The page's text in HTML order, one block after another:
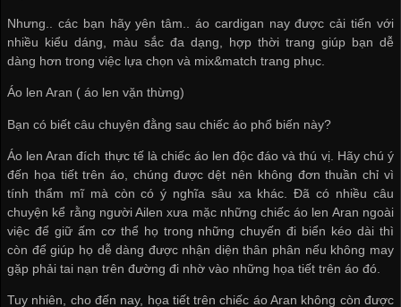
Nhưng.. các bạn hãy yên tâm.. áo cardigan nay được cải tiến với
nhiều kiểu dáng, màu sắc đa dạng, hợp thời trang giúp bạn dễ
dàng hơn trong việc lựa chọn và mix&match trang phục.
Áo len Aran ( áo len vặn thừng)
Bạn có biết câu chuyện đằng sau chiếc áo phổ biến này?
Áo len Aran đích thực tế là chiếc áo len độc đáo và thú vị. Hãy chú ý
đến họa tiết trên áo, chúng được dệt nên không đơn thuần chỉ vì
tính thẩm mĩ mà còn có ý nghĩa sâu xa khác. Đã có nhiều câu
chuyện kể rằng người Ailen xưa mặc những chiếc áo len Aran ngoài
việc để giữ ấm cơ thể họ trong những chuyến đi biển kéo dài thì
còn để giúp họ dễ dàng được nhận diện thân phân nếu không may
gặp phải tai nạn trên đường đi nhờ vào những họa tiết trên áo đó.
Tuy nhiên, cho đến nay, họa tiết trên chiếc áo Aran không còn được